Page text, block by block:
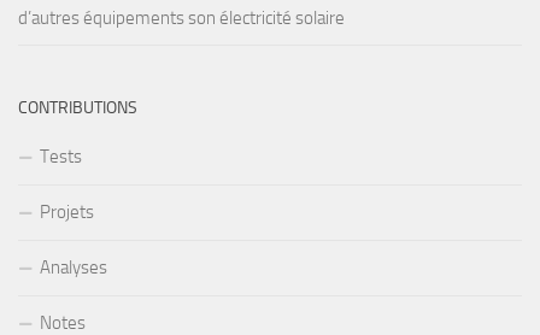
d’autres équipements son électricité solaire
CONTRIBUTIONS
Tests
Projets
Analyses
Notes